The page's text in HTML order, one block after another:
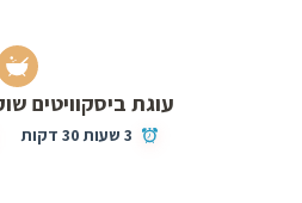
עוגת ביסקוויטים
3 שעות 30 דקות